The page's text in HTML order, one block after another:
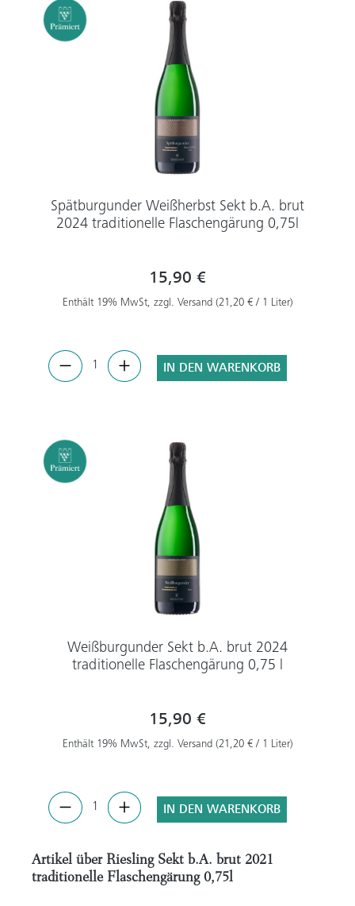
Spätburgunder Weißherbst Sekt b.A. brut
2024 traditionelle Flaschengärung 0,75l
15,90 €
Enthält 19% MwSt, zzgl. Versand (21,20 € / 1 Liter)
IN DEN WARENKORB
Weißburgunder Sekt b.A. brut 2024
traditionelle Flaschengärung 0,75 l
15,90 €
Enthält 19% MwSt, zzgl. Versand (21,20 € / 1 Liter)
IN DEN WARENKORB
Artikel über Riesling Sekt b.A. brut 2021
traditionelle Flaschengärung 0,75l